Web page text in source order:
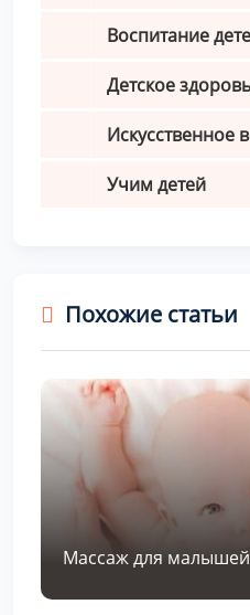
Воспитание
Детское
Искусственное
Учим детей
Похожие статьи
Массаж для малышей